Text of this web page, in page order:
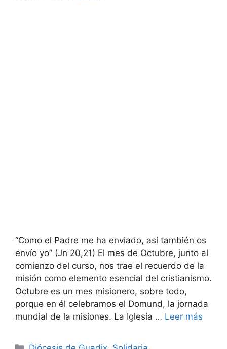
“Como el Padre me ha enviado, así también os
envío yo” (Jn 20,21) El mes de Octubre, junto al
comienzo del curso, nos trae el recuerdo de la
misión como elemento esencial del cristianismo.
Octubre es un mes misionero, sobre todo,
porque en él celebramos el Domund, la jornada
mundial de la misiones. La Iglesia … Leer más
Categorías